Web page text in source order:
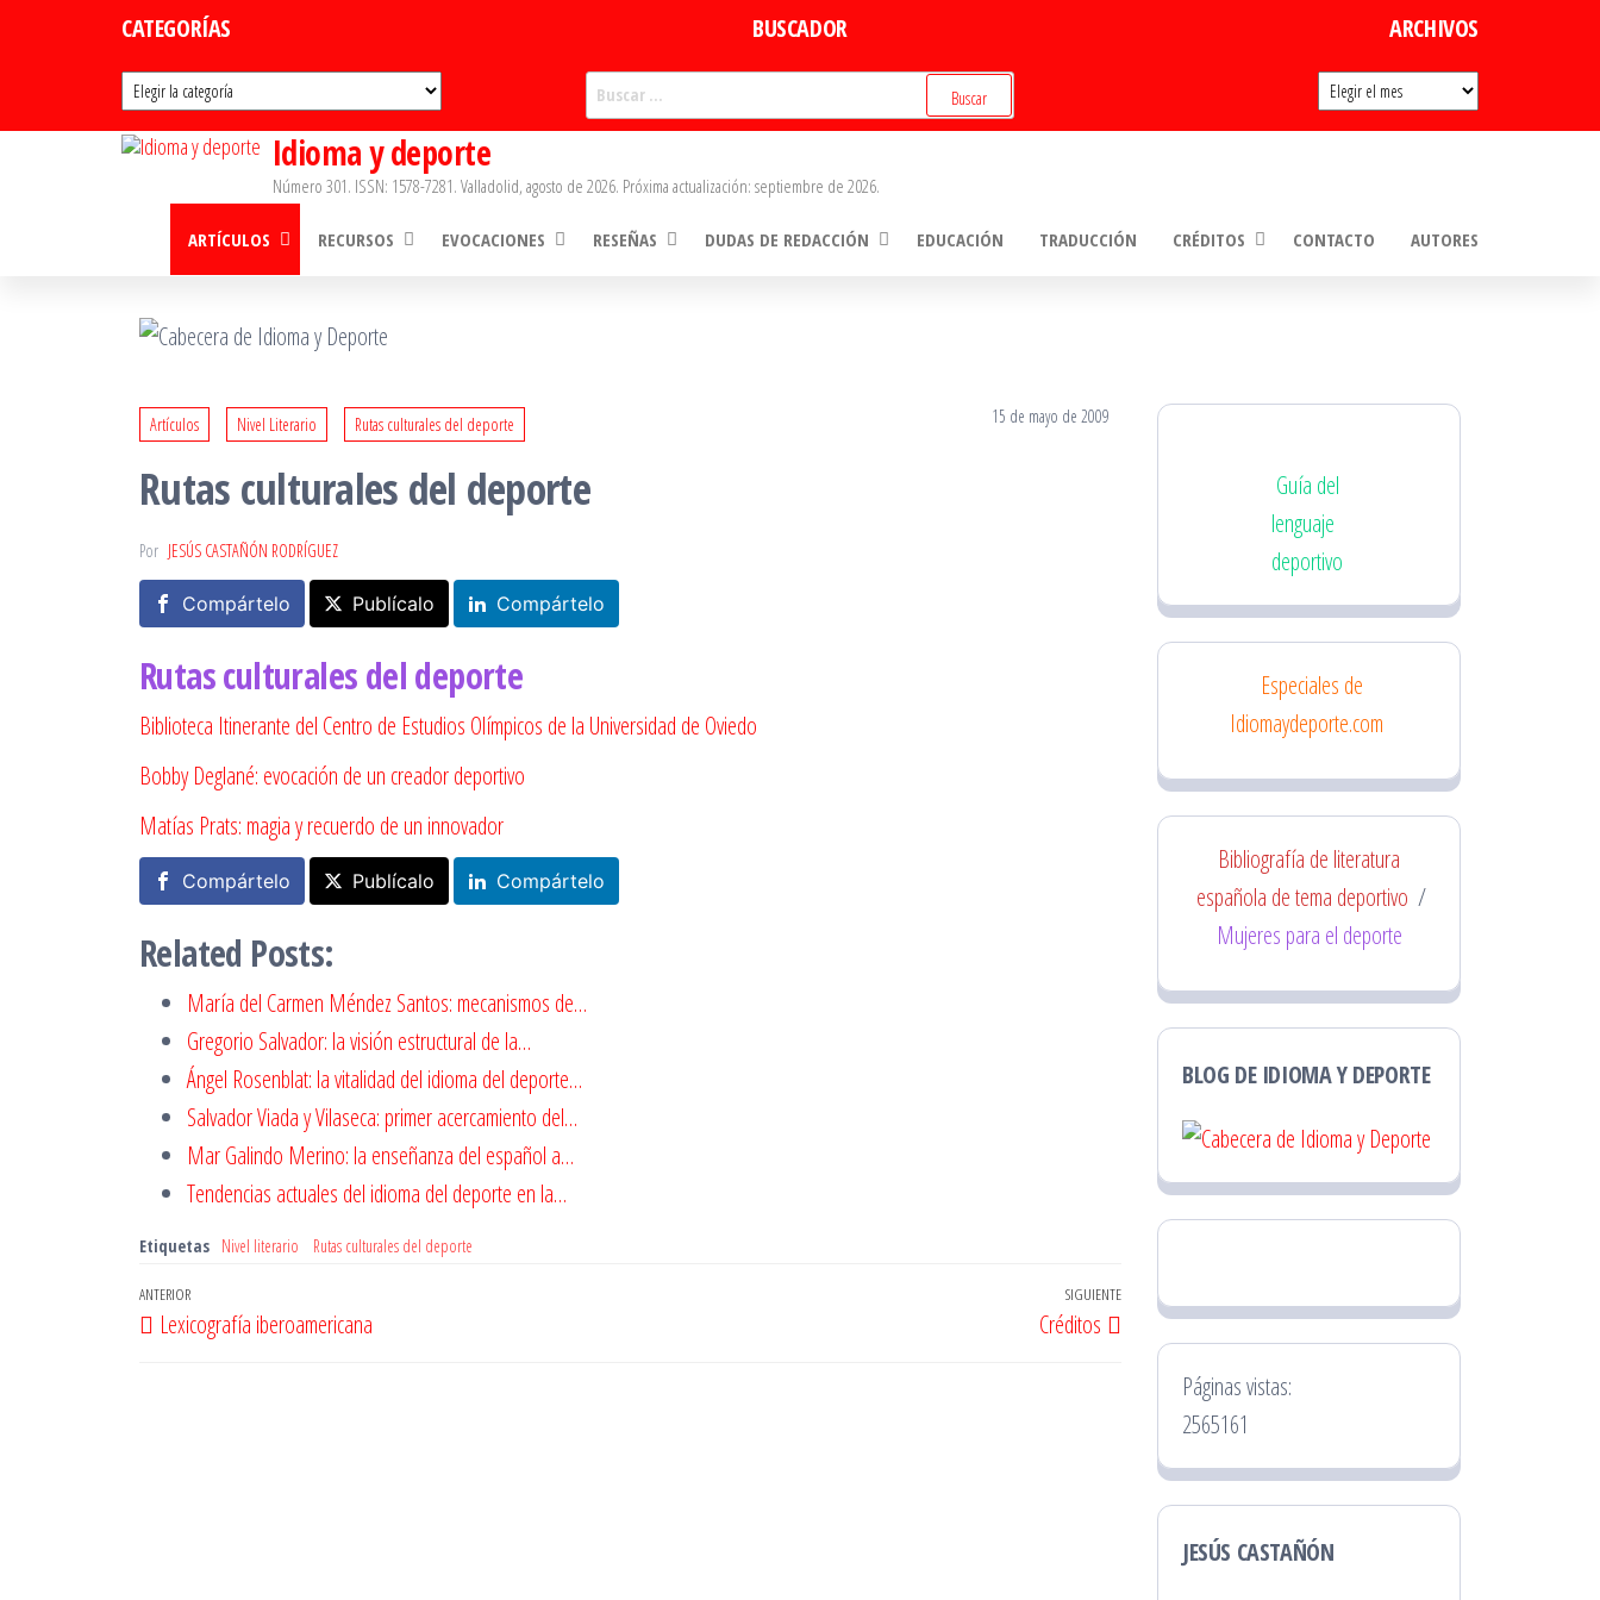
CATEGORÍAS
Categorías
BUSCADOR ARCHIVOS
Archivos
Idioma y deporte
Número 301. ISSN: 1578-7281. Valladolid, agosto de 2026. Próxima actualización: septiembre de 2026.
ARTÍCULOS RECURSOS EVOCACIONES RESEÑAS DUDAS DE REDACCIÓN EDUCACIÓN TRADUCCIÓN CRÉDITOS CONTACTO AUTORES
Artículos Nivel Literario Rutas culturales del deporte 15 de mayo de 2009
Rutas culturales del deporte
Por JESÚS CASTAÑÓN RODRÍGUEZ
Compártelo Publícalo Compártelo
Rutas culturales del deporte
Biblioteca Itinerante del Centro de Estudios Olímpicos de la Universidad de Oviedo
Bobby Deglané: evocación de un creador deportivo
Matías Prats: magia y recuerdo de un innovador
Compártelo Publícalo Compártelo
Related Posts:
María del Carmen Méndez Santos: mecanismos de…
Gregorio Salvador: la visión estructural de la…
Ángel Rosenblat: la vitalidad del idioma del deporte…
Salvador Viada y Vilaseca: primer acercamiento del…
Mar Galindo Merino: la enseñanza del español a…
Tendencias actuales del idioma del deporte en la…
Etiquetas Nivel literario Rutas culturales del deporte
Navegación
de
Entrada
anterior
ANTERIOR
Lexicografía iberoamericana
Entrada
siguiente
SIGUIENTE
Créditos
Guía del
lenguaje
deportivo
Especiales de
Idiomaydeporte.com
Bibliografía de literatura
española de tema deportivo /
Mujeres para el deporte
BLOG DE IDIOMA Y DEPORTE
Páginas vistas:
2565161
JESÚS CASTAÑÓN